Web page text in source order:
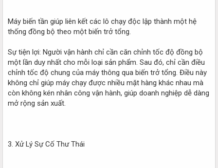
Máy biến tần giúp liên kết các lô chạy độc lập thành một hệ
thống đồng bộ theo một biến trở tổng.
Sự tiện lợi: Người vận hành chỉ cần căn chỉnh tốc độ đồng bộ
một lần duy nhất cho mỗi loại sản phẩm. Sau đó, chỉ cần điều
chỉnh tốc độ chung của máy thông qua biến trở tổng. Điều này
không chỉ giúp máy chạy được nhiều mặt hàng khác nhau mà
còn không kén nhân công vận hành, giúp doanh nghiệp dễ dàng
mở rộng sản xuất.
3. Xử Lý Sự Cố Thư Thái